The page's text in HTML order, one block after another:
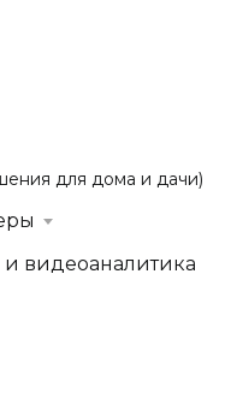
для дома и дачи)
видеоаналитика